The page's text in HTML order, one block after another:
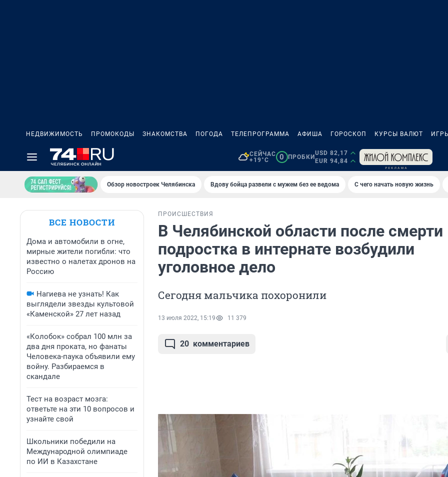
НЕДВИЖИМОСТЬ ПРОМОКОДЫ ЗНАКОМСТВА ПОГОДА ТЕЛЕПРОГРАММА АФИША ГОРОСКОП КУРСЫ ВАЛЮТ ИГРЫ
СЕЙЧАС
+19°C
0 ПРОБКИ
USD 82,17
EUR 94,84
Обзор новостроек Челябинска Вдову бойца развели с мужем без ее ведома С чего начать новую жизнь
ВСЕ НОВОСТИ
Дома и автомобили в огне,
мирные жители погибли: что
известно о налетах дронов на
Россию
Нагиева не узнать! Как
выглядели звезды культовой
«Каменской» 27 лет назад
«Колобок» собрал 100 млн за
два дня проката, но фанаты
Человека-паука объявили ему
войну. Разбираемся в
скандале
Тест на возраст мозга:
ответьте на эти 10 вопросов и
узнайте свой
Школьники победили на
Международной олимпиаде
по ИИ в Казахстане
ПРОИСШЕСТВИЯ
В Челябинской области после смерти
подростка в интернате возбудили
уголовное дело
Сегодня мальчика похоронили
13 июля 2022, 15:19 11 379
20 комментариев